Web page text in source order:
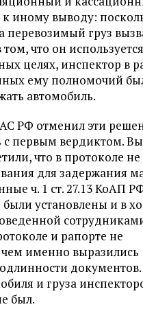
иному выводу:
перевозимый груз
что он
целях, инспектор в
ему полномочий
автомобиль.
РФ отменил эти
с первым вердиктом.
что в протоколе не
для задержания
ч. 1 ст. 27.13 КоАП
установлены и в
и рапорте не
чем именно выразились
и груза
был.